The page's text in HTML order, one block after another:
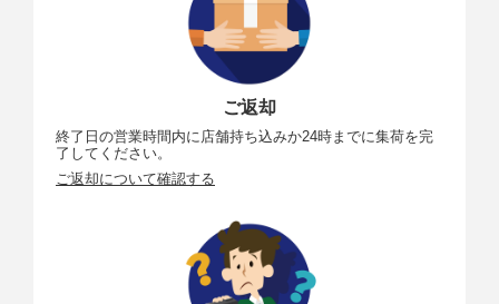
ご返却
終了日の営業時間内に店舗持ち込みか24時までに集荷を完
了してください。
ご返却について確認する